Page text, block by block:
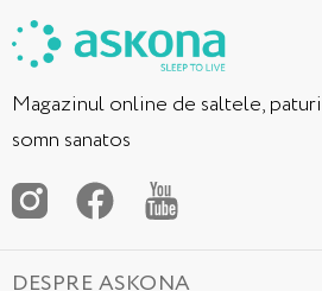
Magazinul online de saltele,
somn sanatos
DESPRE ASKONA